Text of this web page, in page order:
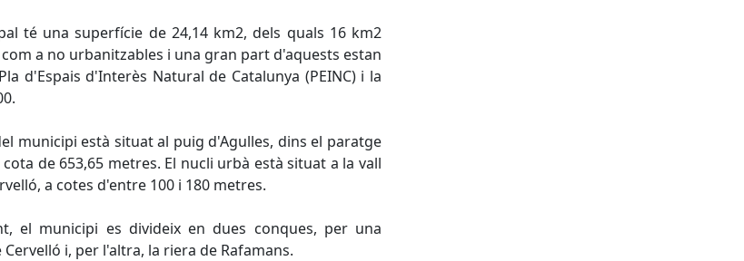
té una superfície de 24,14 km2, dels quals 16 km2
a no urbanitzables i una gran part d'aquests estan
d'Espais d'Interès Natural de Catalunya (PEINC) i la
municipi està situat al puig d'Agulles, dins el paratge
de 653,65 metres. El nucli urbà està situat a la vall
a cotes d'entre 100 i 180 metres.
el municipi es divideix en dues conques, per una
i, per l'altra, la riera de Rafamans.